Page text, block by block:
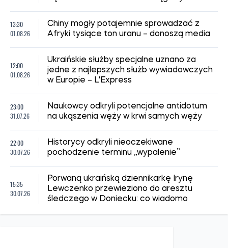
13:30
01.08.26
Chiny mogły potajemnie sprowadzać z
Afryki tysiące ton uranu – donoszą media
12:00
01.08.26
Ukraińskie służby specjalne uznano za
jedne z najlepszych służb wywiadowczych
w Europie – L'Express
23:00
31.07.26
Naukowcy odkryli potencjalne antidotum
na ukąszenia węży w krwi samych węży
22:00
30.07.26
Historycy odkryli nieoczekiwane
pochodzenie terminu „wypalenie”
15:35
30.07.26
Porwaną ukraińską dziennikarkę Irynę
Lewczenko przewieziono do aresztu
śledczego w Doniecku: co wiadomo